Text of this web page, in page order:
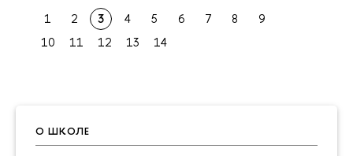
О ШКОЛЕ
1 2 3 4 5 6 7 8
9
10
11 12 13 14